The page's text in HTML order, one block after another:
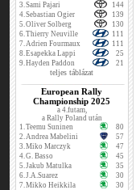
3.Sami Pajari
144
4.Sebastian Ogier
139
5.Oliver Solberg
130
6.Thierry Neuville
111
7.Adrien Fourmaux
111
8.Esapekka Lappi
25
9.Hayden Paddon 21
teljes táblázat
European Rally
Championship 2025
a 4.futam,
a Rally Poland után
1.Teemu Suninen
80
2.Andrea Mabelini
57
3.Miko Marczyk
47
4.G. Basso
45
5.Jakub Matulka
35
6.J.A.Suarez
30
7.Mikko Heikkila
30